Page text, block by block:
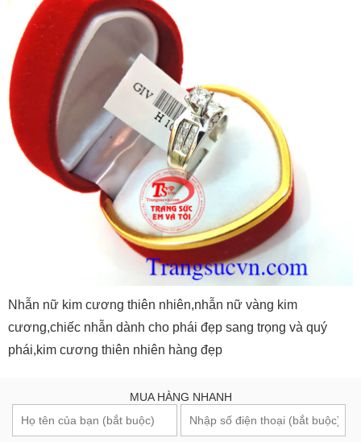
Nhẫn nữ kim cương thiên nhiên,nhẫn nữ vàng kim
cương,chiếc nhẫn dành cho phái đẹp sang trọng và quý
phái,kim cương thiên nhiên hàng đẹp
MUA HÀNG NHANH